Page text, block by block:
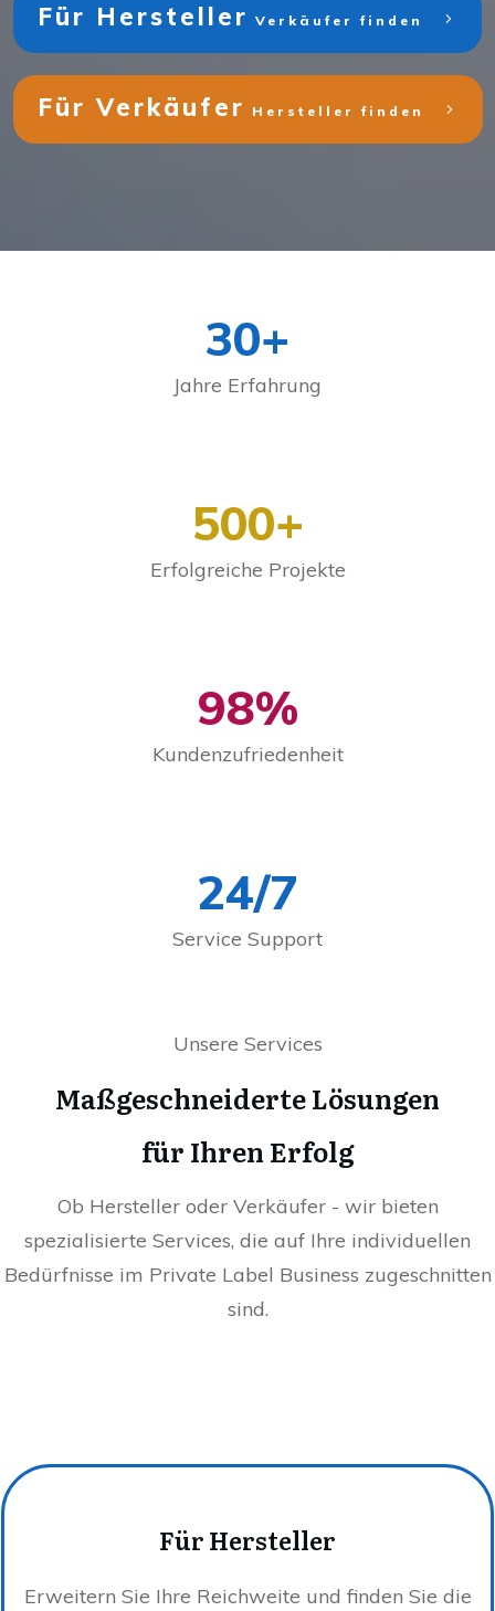
Für Hersteller Verkäufer finden
Für Verkäufer Hersteller finden
30+
Jahre Erfahrung
500+
Erfolgreiche Projekte
98%
Kundenzufriedenheit
24/7
Service Support
Unsere Services
Maßgeschneiderte Lösungen
für Ihren Erfolg
Ob Hersteller oder Verkäufer - wir bieten
spezialisierte Services, die auf Ihre individuellen
Bedürfnisse im Private Label Business zugeschnitten
sind.
Für Hersteller
Erweitern Sie Ihre Reichweite und finden Sie die